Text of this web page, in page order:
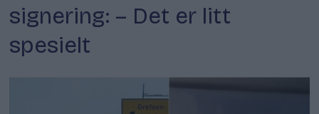
signering: – Det er litt
spesielt